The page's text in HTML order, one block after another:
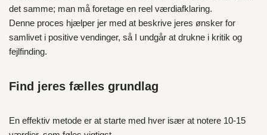
det samme; man må foretage en reel værdiafklaring.
Denne proces hjælper jer med at beskrive jeres ønsker for
samlivet i positive vendinger, så I undgår at drukne i kritik og
fejlfinding.
Find jeres fælles grundlag
En effektiv metode er at starte med hver især at notere 10-15